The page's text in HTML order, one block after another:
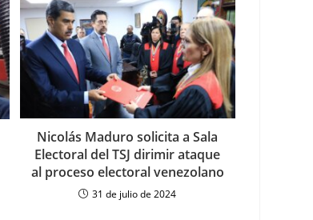
Nicolás Maduro solicita a Sala
Electoral del TSJ dirimir ataque
al proceso electoral venezolano
31 de julio de 2024